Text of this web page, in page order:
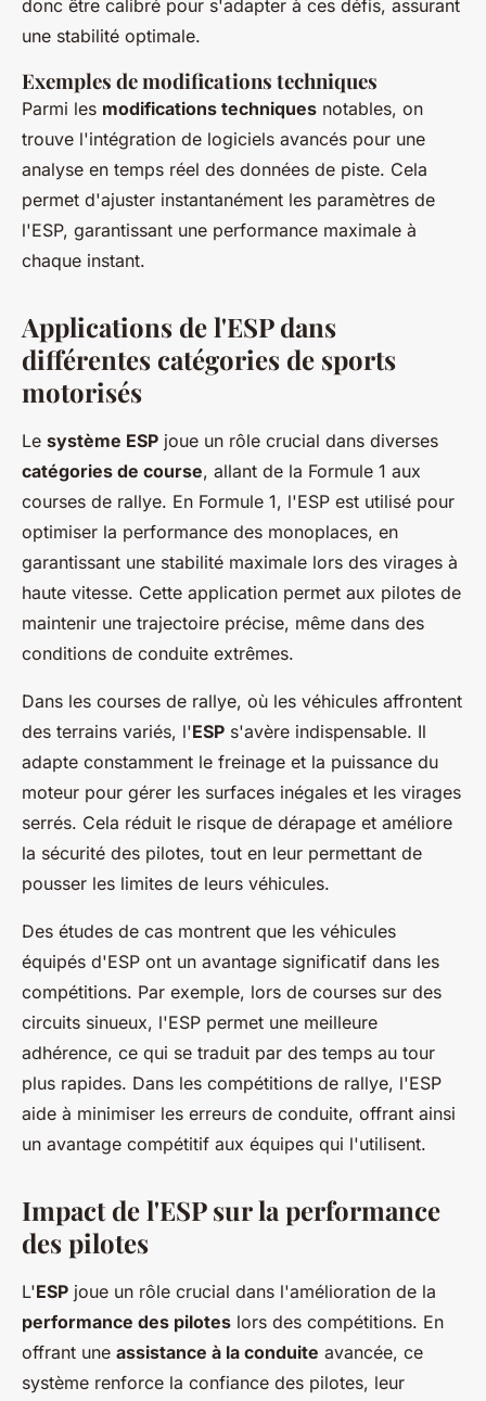
donc être calibré pour s'adapter à ces défis, assurant
une stabilité optimale.
Exemples de modifications techniques
Parmi les modifications techniques notables, on
trouve l'intégration de logiciels avancés pour une
analyse en temps réel des données de piste. Cela
permet d'ajuster instantanément les paramètres de
l'ESP, garantissant une performance maximale à
chaque instant.
Applications de l'ESP dans
différentes catégories de sports
motorisés
Le système ESP joue un rôle crucial dans diverses
catégories de course, allant de la Formule 1 aux
courses de rallye. En Formule 1, l'ESP est utilisé pour
optimiser la performance des monoplaces, en
garantissant une stabilité maximale lors des virages à
haute vitesse. Cette application permet aux pilotes de
maintenir une trajectoire précise, même dans des
conditions de conduite extrêmes.
Dans les courses de rallye, où les véhicules affrontent
des terrains variés, l'ESP s'avère indispensable. Il
adapte constamment le freinage et la puissance du
moteur pour gérer les surfaces inégales et les virages
serrés. Cela réduit le risque de dérapage et améliore
la sécurité des pilotes, tout en leur permettant de
pousser les limites de leurs véhicules.
Des études de cas montrent que les véhicules
équipés d'ESP ont un avantage significatif dans les
compétitions. Par exemple, lors de courses sur des
circuits sinueux, l'ESP permet une meilleure
adhérence, ce qui se traduit par des temps au tour
plus rapides. Dans les compétitions de rallye, l'ESP
aide à minimiser les erreurs de conduite, offrant ainsi
un avantage compétitif aux équipes qui l'utilisent.
Impact de l'ESP sur la performance
des pilotes
L'ESP joue un rôle crucial dans l'amélioration de la
performance des pilotes lors des compétitions. En
offrant une assistance à la conduite avancée, ce
système renforce la confiance des pilotes, leur